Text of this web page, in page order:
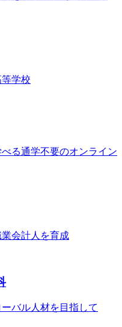
学校
る通学不要のオンライン
会計人を育成
バル人材を目指して